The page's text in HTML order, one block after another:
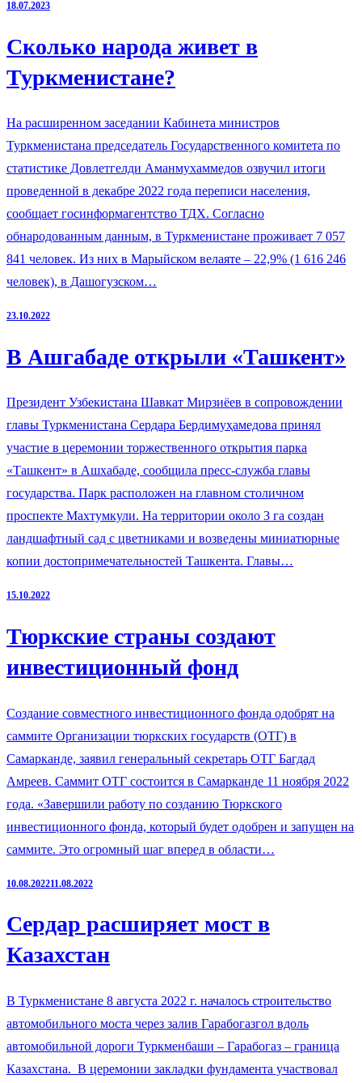
18.07.2023
Сколько народа живет в
Туркменистане?
На расширенном заседании Кабинета министров
Туркменистана председатель Государственного комитета по
статистике Довлетгелди Аманмухаммедов озвучил итоги
проведенной в декабре 2022 года переписи населения,
сообщает госинформагентство ТДХ. Согласно
обнародованным данным, в Туркменистане проживает 7 057
841 человек. Из них в Марыйском велаяте – 22,9% (1 616 246
человек), в Дашогузском…
23.10.2022
В Ашгабаде открыли «Ташкент»
Президент Узбекистана Шавкат Мирзиёев в сопровождении
главы Туркменистана Сердара Бердимуҳамедова принял
участие в церемонии торжественного открытия парка
«Ташкент» в Ашхабаде, сообщила пресс-служба главы
государства. Парк расположен на главном столичном
проспекте Махтумкули. На территории около 3 га создан
ландшафтный сад с цветниками и возведены миниатюрные
копии достопримечательностей Ташкента. Главы…
15.10.2022
Тюркские страны создают
инвестиционный фонд
Создание совместного инвестиционного фонда одобрят на
саммите Организации тюркских государств (ОТГ) в
Самарканде, заявил генеральный секретарь ОТГ Багдад
Амреев. Саммит ОТГ состоится в Самарканде 11 ноября 2022
года. «Завершили работу по созданию Тюркского
инвестиционного фонда, который будет одобрен и запущен на
саммите. Это огромный шаг вперед в области…
10.08.202211.08.2022
Сердар расширяет мост в
Казахстан
В Туркменистане 8 августа 2022 г. началось строительство
автомобильного моста через залив Гарабогазгол вдоль
автомобильной дороги Туркменбаши – Гарабогаз – граница
Казахстана. В церемонии закладки фундамента участвовал